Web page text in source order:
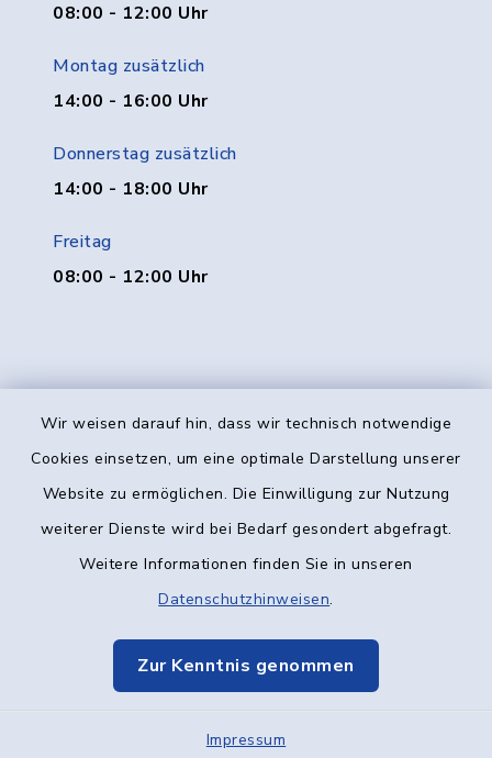
Wir weisen darauf hin, dass wir technisch notwendige
Cookies einsetzen, um eine optimale Darstellung unserer
Website zu ermöglichen. Die Einwilligung zur Nutzung
weiterer Dienste wird bei Bedarf gesondert abgefragt.
Weitere Informationen finden Sie in unseren
Datenschutzhinweisen.
Zur Kenntnis genommen
Impressum
08:00 - 12:00 Uhr
Montag zusätzlich
14:00 - 16:00 Uhr
Donnerstag zusätzlich
14:00 - 18:00 Uhr
Freitag
08:00 - 12:00 Uhr
Kontakt
Datenschutz
Elektronische Kommunikation
Sitemap